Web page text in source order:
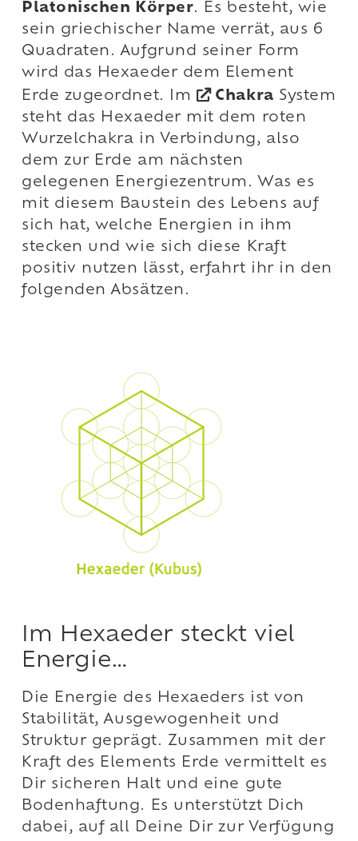
Platonischen Körper. Es besteht, wie
sein griechischer Name verrät, aus 6
Quadraten. Aufgrund seiner Form
wird das Hexaeder dem Element
Erde zugeordnet. Im
Chakra System
steht das Hexaeder mit dem roten
Wurzelchakra in Verbindung, also
dem zur Erde am nächsten
gelegenen Energiezentrum. Was es
mit diesem Baustein des Lebens auf
sich hat, welche Energien in ihm
stecken und wie sich diese Kraft
positiv nutzen lässt, erfahrt ihr in den
folgenden Absätzen.
Im Hexaeder steckt viel
Energie…
Die Energie des Hexaeders ist von
Stabilität, Ausgewogenheit und
Struktur geprägt. Zusammen mit der
Kraft des Elements Erde vermittelt es
Dir sicheren Halt und eine gute
Bodenhaftung. Es unterstützt Dich
dabei, auf all Deine Dir zur Verfügung